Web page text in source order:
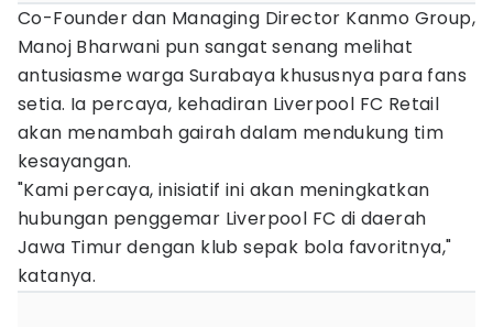
Co-Founder dan Managing Director Kanmo Group,
Manoj Bharwani pun sangat senang melihat
antusiasme warga Surabaya khususnya para fans
setia. Ia percaya, kehadiran Liverpool FC Retail
akan menambah gairah dalam mendukung tim
kesayangan.
"Kami percaya, inisiatif ini akan meningkatkan
hubungan penggemar Liverpool FC di daerah
Jawa Timur dengan klub sepak bola favoritnya,"
katanya.